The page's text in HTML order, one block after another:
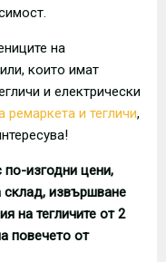
на
които имат
и електрически
ремаркета и тегличи,
по-изгодни цени,
склад, извършване
на тегличите от 2
повечето от